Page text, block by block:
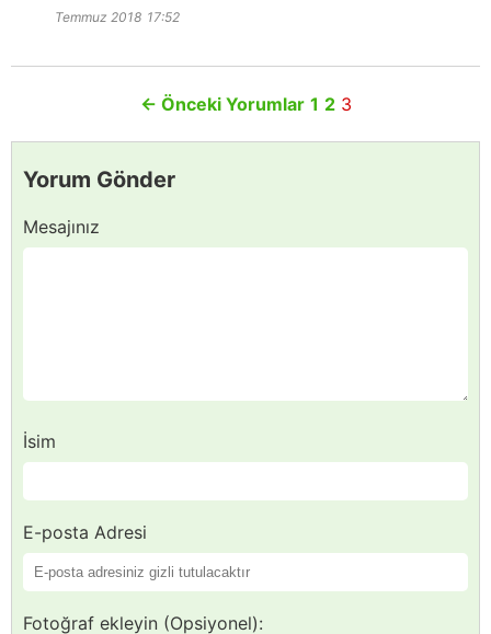
Temmuz 2018 17:52
← Önceki Yorumlar 1 2 3
Yorum Gönder
Mesajınız
İsim
E-posta Adresi
Fotoğraf ekleyin (Opsiyonel):